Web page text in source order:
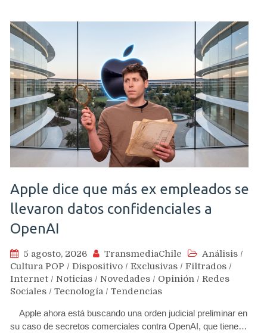
Apple dice que más ex empleados se
llevaron datos confidenciales a
OpenAI
5 agosto, 2026 TransmediaChile Análisis /
Cultura POP / Dispositivo / Exclusivas / Filtrados /
Internet / Noticias / Novedades / Opinión / Redes
Sociales / Tecnología / Tendencias
Apple ahora está buscando una orden judicial preliminar en
su caso de secretos comerciales contra OpenAI, que tiene…